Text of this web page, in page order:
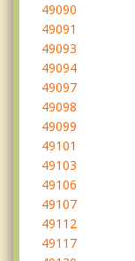
49090
49091
49093
49094
49097
49098
49099
49101
49103
49106
49107
49112
49117